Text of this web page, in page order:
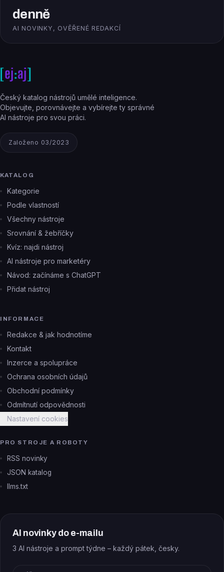
denně
AI NOVINKY, OVĚŘENÉ REDAKCÍ
Český katalog nástrojů umělé inteligence.
Objevujte, porovnávejte a vybírejte ty správné
AI nástroje pro svou práci.
Založeno 03/2023
KATALOG
Kategorie
Podle vlastností
Všechny nástroje
Srovnání & žebříčky
Kvíz: najdi nástroj
AI nástroje pro marketéry
Návod: začínáme s ChatGPT
Přidat nástroj
INFORMACE
Redakce & jak hodnotíme
Kontakt
Inzerce a spolupráce
Ochrana osobních údajů
Obchodní podmínky
Odmítnutí odpovědnosti
Nastavení cookies
PRO STROJE A ROBOTY
RSS novinky
JSON katalog
llms.txt
AI novinky do e-mailu
3 AI nástroje a prompt týdne – každý pátek, česky.